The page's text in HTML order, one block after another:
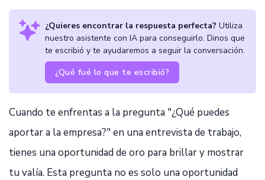
¿Quieres encontrar la respuesta perfecta? Utiliza
nuestro asistente con IA para conseguirlo. Dinos que
te escribió y te ayudaremos a seguir la conversación.
¿Qué fué lo que te escribió?
Cuando te enfrentas a la pregunta "¿Qué puedes
aportar a la empresa?" en una entrevista de trabajo,
tienes una oportunidad de oro para brillar y mostrar
tu valía. Esta pregunta no es solo una oportunidad